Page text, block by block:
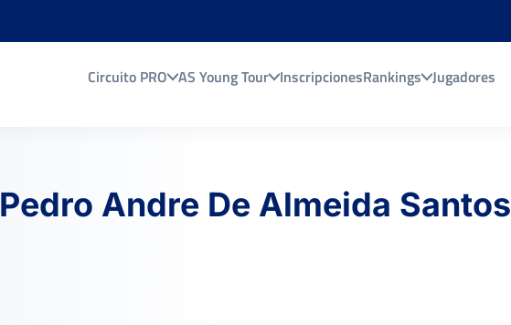
Circuito PRO AS Young Tour InscripcionesRankings Jugadores
Pedro Andre De Almeida Santos